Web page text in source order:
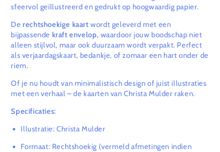
sfeervol geïllustreerd en gedrukt op hoogwaardig papier.
De rechtshoekige kaart wordt geleverd met een
bijpassende kraft envelop, waardoor jouw boodschap niet
alleen stijlvol, maar ook duurzaam wordt verpakt. Perfect
als verjaardagskaart, bedankje, of zomaar een hart onder de
riem.
Of je nu houdt van minimalistisch design of juist illustraties
met een verhaal – de kaarten van Christa Mulder raken.
Specificaties:
Illustratie: Christa Mulder
Formaat: Rechtshoekig (vermeld afmetingen indien